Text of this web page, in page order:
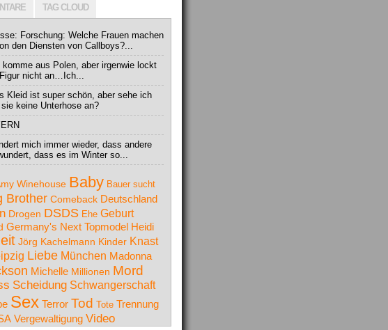
TAG CLOUD
: Forschung: Welche Frauen machen
den Diensten von Callboys?...
aus Polen, aber irgenwie lockt
nicht an…Ich...
Kleid ist super schön, aber sehe ich
keine Unterhose an?
mich immer wieder, dass andere
dass es im Winter so...
Winehouse Baby Bauer sucht
Brother Comeback Deutschland
Drogen DSDS Ehe Geburt
Germany's Next Topmodel Heidi
Jörg Kachelmann Kinder Knast
Liebe München Madonna
Michelle Millionen Mord
Scheidung Schwangerschaft
Sex Terror Tod Tote Trennung
Vergewaltigung Video